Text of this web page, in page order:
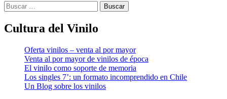
$14.000. $12.600.
Buscar:
Cultura del Vinilo
Oferta vinilos – venta al por mayor
Venta al por mayor de vinilos de época
El vinilo como soporte de memoria
Los singles 7’: un formato incomprendido en Chile
Un Blog sobre los vinilos